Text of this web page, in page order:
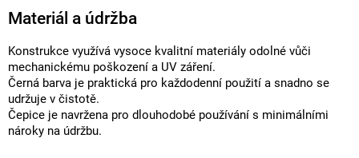
Materiál a údržba
Konstrukce využívá vysoce kvalitní materiály odolné vůči
mechanickému poškození a UV záření.
Černá barva je praktická pro každodenní použití a snadno se
udržuje v čistotě.
Čepice je navržena pro dlouhodobé používání s minimálními
nároky na údržbu.